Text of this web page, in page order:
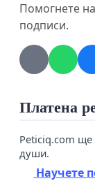
Помогнете
подписи.
Платена
Peticiq.com ще
души.
Научете